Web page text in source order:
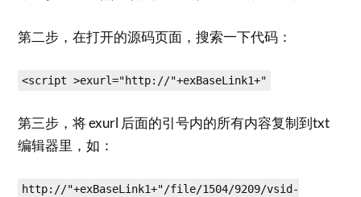
第二步，在打开的源码页面，搜索一下代码：
<script >exurl="http://"+exBaseLink1+"
第三步，将 exurl 后面的引号内的所有内容复制到txt
编辑器里，如：
http://"+exBaseLink1+"/file/1504/9209/vsid-